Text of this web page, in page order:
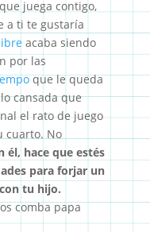
juega contigo,
a ti te gustaría
acaba siendo
por las
que le queda
cansada que
el rato de juego
cuarto. No
él, hace que estés
para forjar un
tu hijo.